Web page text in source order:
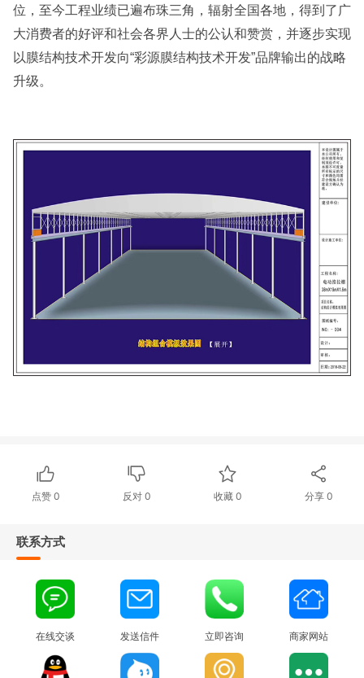
位，至今工程业绩已遍布珠三角，辐射全国各地，得到了广
大消费者的好评和社会各界人士的公认和赞赏，并逐步实现
以膜结构技术开发向“彩源膜结构技术开发”品牌输出的战略
升级。
点赞 0 反对 0 收藏 0 分享 0
联系方式
在线交谈 发送信件 立即咨询 商家网站